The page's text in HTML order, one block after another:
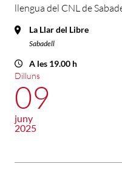
llengua del CNL de
La Llar del Libre
Sabadell
A les 19.00 h
Dilluns
09
juny
2025